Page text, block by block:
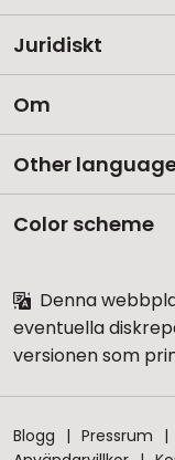
Juridiskt
Om
Other
Color scheme
Denna
eventuella
versionen som
Blogg Pressrum